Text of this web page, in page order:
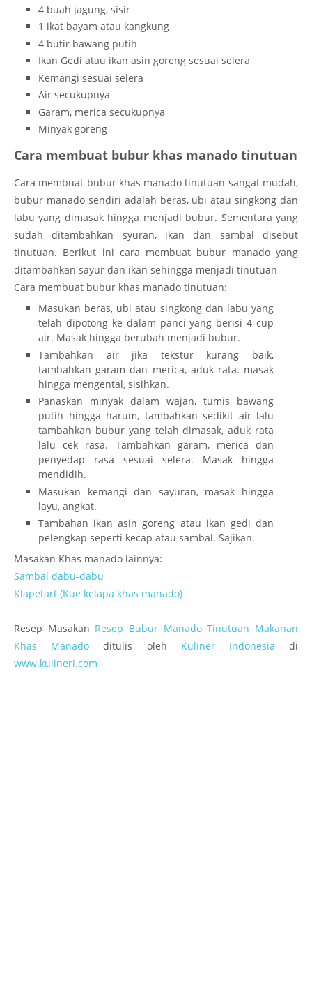
4 buah jagung, sisir
1 ikat bayam atau kangkung
4 butir bawang putih
Ikan Gedi atau ikan asin goreng sesuai selera
Kemangi sesuai selera
Air secukupnya
Garam, merica secukupnya
Minyak goreng
Cara membuat bubur khas manado tinutuan
Cara membuat bubur khas manado tinutuan sangat mudah,
bubur manado sendiri adalah beras, ubi atau singkong dan
labu yang dimasak hingga menjadi bubur. Sementara yang
sudah ditambahkan syuran, ikan dan sambal disebut
tinutuan. Berikut ini cara membuat bubur manado yang
ditambahkan sayur dan ikan sehingga menjadi tinutuan
Cara membuat bubur khas manado tinutuan:
Masukan beras, ubi atau singkong dan labu yang
telah dipotong ke dalam panci yang berisi 4 cup
air. Masak hingga berubah menjadi bubur.
Tambahkan air jika tekstur kurang baik,
tambahkan garam dan merica, aduk rata. masak
hingga mengental, sisihkan.
Panaskan minyak dalam wajan, tumis bawang
putih hingga harum, tambahkan sedikit air lalu
tambahkan bubur yang telah dimasak, aduk rata
lalu cek rasa. Tambahkan garam, merica dan
penyedap rasa sesuai selera. Masak hingga
mendidih.
Masukan kemangi dan sayuran, masak hingga
layu, angkat.
Tambahan ikan asin goreng atau ikan gedi dan
pelengkap seperti kecap atau sambal. Sajikan.
Masakan Khas manado lainnya:
Sambal dabu-dabu
Klapetart (Kue kelapa khas manado)
Resep Masakan Resep Bubur Manado Tinutuan Makanan
Khas Manado ditulis oleh Kuliner Indonesia di
www.kulineri.com